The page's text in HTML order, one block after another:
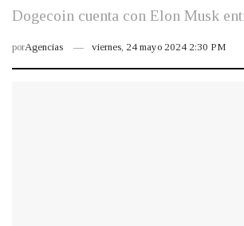
Dogecoin cuenta con Elon Musk
porAgencias viernes, 24 mayo 2024 2:30 PM